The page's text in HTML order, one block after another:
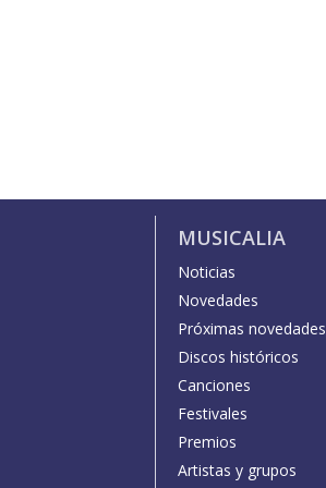
MUSICALIA
Noticias
Novedades
Próximas novedades
Discos históricos
Canciones
Festivales
Premios
Artistas y grupos